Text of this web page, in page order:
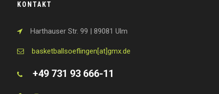
KONTAKT
Harthauser Str. 99 | 89081 Ulm
basketballsoeflingen[at]gmx.de
+49 731 93 666-11